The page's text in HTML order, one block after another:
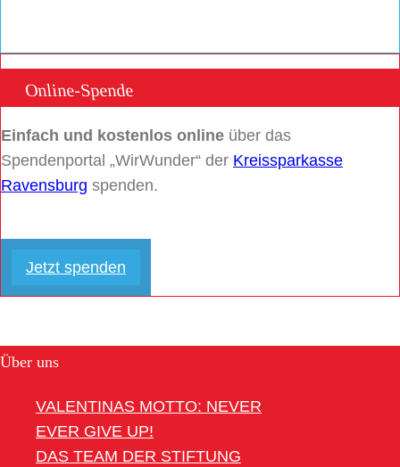
Online-Spende
Einfach und kostenlos online über das
Spendenportal „WirWunder“ der Kreissparkasse
Ravensburg spenden.
Jetzt spenden
Über uns
VALENTINAS MOTTO: NEVER
EVER GIVE UP!
DAS TEAM DER STIFTUNG